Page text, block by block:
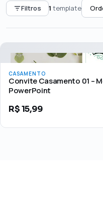
Filtros 1 template
PREÇO
Todos Até R$50
OFERTA 🏷 Em promoção
CASAMENTO
Convite Casamento 01 –
PowerPoint
R$15,99